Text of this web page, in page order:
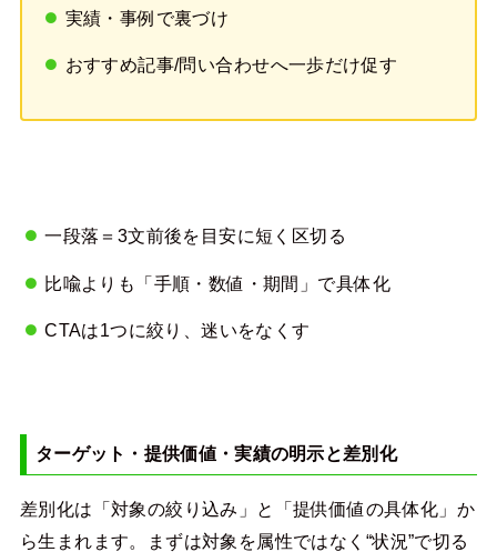
実績・事例で裏づけ
おすすめ記事/問い合わせへ一歩だけ促す
一段落＝3文前後を目安に短く区切る
比喩よりも「手順・数値・期間」で具体化
CTAは1つに絞り、迷いをなくす
ターゲット・提供価値・実績の明示と差別化
差別化は「対象の絞り込み」と「提供価値の具体化」か
ら生まれます。まずは対象を属性ではなく“状況”で切る